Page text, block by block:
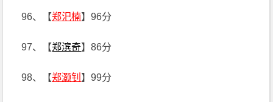
96、【郑汜楠】96分
97、【郑滨奇】86分
98、【郑灏钊 】99分